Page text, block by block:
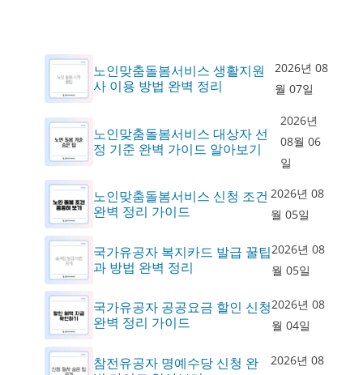
노인맞춤돌봄서비스 생활지원
사 이용 방법 완벽 정리
2026년 08
월 07일
노인맞춤돌봄서비스 대상자 선
정 기준 완벽 가이드 알아보기
2026년
08월 06
일
노인맞춤돌봄서비스 신청 조건
완벽 정리 가이드
2026년 08
월 05일
국가유공자 복지카드 발급 꿀팁
과 방법 완벽 정리
2026년 08
월 05일
국가유공자 공공요금 할인 신청
완벽 정리 가이드
2026년 08
월 04일
참전유공자 명예수당 신청 완
2026년 08